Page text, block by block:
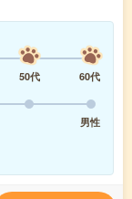
50代
60代
男性